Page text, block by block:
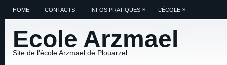
HOME CONTACTS INFOS PRATIQUES » L’ÉCOLE »
Ecole Arzmael
Site de l'école Arzmael de Plouarzel